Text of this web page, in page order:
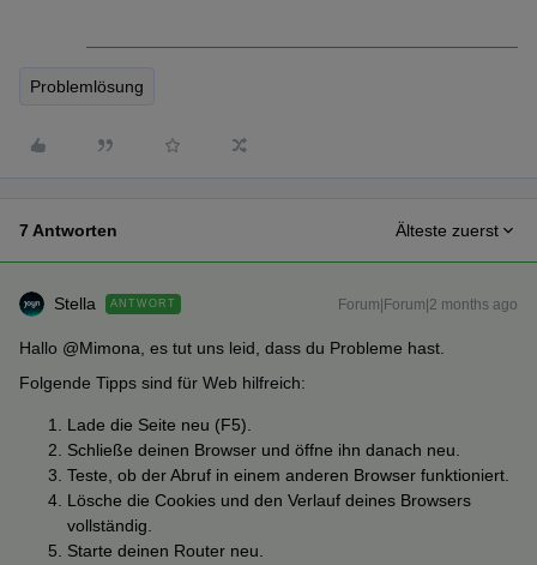
Problemlösung
7 Antworten Älteste zuerst
Stella ANTWORT Forum|Forum|2 months ago
Hallo ​ @Mimona , es tut uns leid, dass du Probleme hast.
Folgende Tipps sind für Web hilfreich:
Lade die Seite neu (F5).
Schließe deinen Browser und öffne ihn danach neu.
Teste, ob der Abruf in einem anderen Browser funktioniert.
Lösche die Cookies und den Verlauf deines Browsers
vollständig.
Starte deinen Router neu.